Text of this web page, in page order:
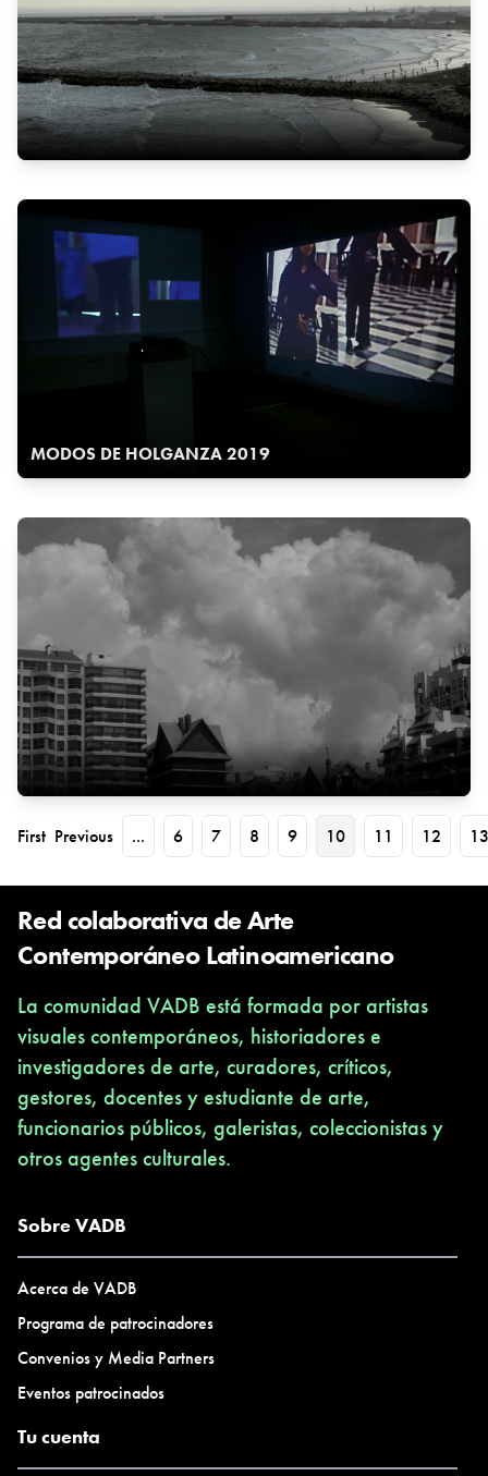
MODOS DE HOLGANZA 2019
First Previous ... 6 7 8 9 10 11 12 13
Red colaborativa de Arte
Contemporáneo Latinoamericano
La comunidad VADB está formada por artistas
visuales contemporáneos, historiadores e
investigadores de arte, curadores, críticos,
gestores, docentes y estudiante de arte,
funcionarios públicos, galeristas, coleccionistas y
otros agentes culturales.
Sobre VADB
Acerca de VADB
Programa de patrocinadores
Convenios y Media Partners
Eventos patrocinados
Tu cuenta